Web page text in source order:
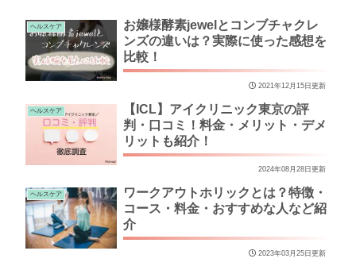
ヘルスケア
お嬢様酵素jewelとコンブチャクレ
ンズの違いは？実際に使った感想を
比較！
2021年12月15日更新
ヘルスケア
【ICL】アイクリニック東京の評
判・口コミ！料金・メリット・デメ
リットも紹介！
2024年08月28日更新
ヘルスケア
ワークアウトホリックとは？特徴・
コース・料金・おすすめな人など紹
介
2023年03月25日更新